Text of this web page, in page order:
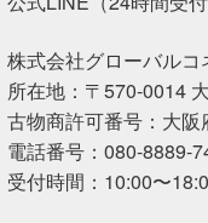
株式会社グローバルコ
所在地：〒570-0014
古物商許可番号：大
電話番号：080-8889-
受付時間：10:00〜